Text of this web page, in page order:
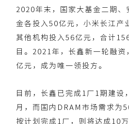
2020年末，国家大基金二期、
金各投入50亿元，小米长江产
其他机构投入56亿元，合计
目。2021年，长鑫新一轮融资
亿元，成为唯一领投方。
目前，长鑫已完成1厂1期建设
月，而国内DRAM市场需求为
按计划完成1厂，则将达成10万